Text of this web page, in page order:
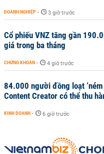
DOANH NGHIỆP - 3 giờ trước
Cổ phiếu VNZ tăng gần
giá trong ba tháng
CHỨNG KHOÁN - 4 giờ trước
84.000 người đồng loạt
Content Creator có thể thu
KINH DOANH - 6 giờ trước